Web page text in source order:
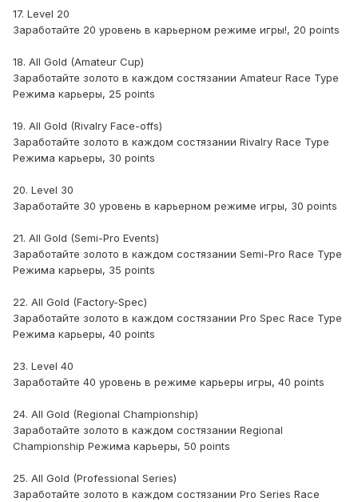
17. Level 20
Заработайте 20 уровень в карьерном режиме игры!, 20 points
18. All Gold (Amateur Cup)
Заработайте золото в каждом состязании Amateur Race Type
Режима карьеры, 25 points
19. All Gold (Rivalry Face-offs)
Заработайте золото в каждом состязании Rivalry Race Type
Режима карьеры, 30 points
20. Level 30
Заработайте 30 уровень в карьерном режиме игры, 30 points
21. All Gold (Semi-Pro Events)
Заработайте золото в каждом состязании Semi-Pro Race Type
Режима карьеры, 35 points
22. All Gold (Factory-Spec)
Заработайте золото в каждом состязании Pro Spec Race Type
Режима карьеры, 40 points
23. Level 40
Заработайте 40 уровень в режиме карьеры игры, 40 points
24. All Gold (Regional Championship)
Заработайте золото в каждом состязании Regional
Championship Режима карьеры, 50 points
25. All Gold (Professional Series)
Заработайте золото в каждом состязании Pro Series Race